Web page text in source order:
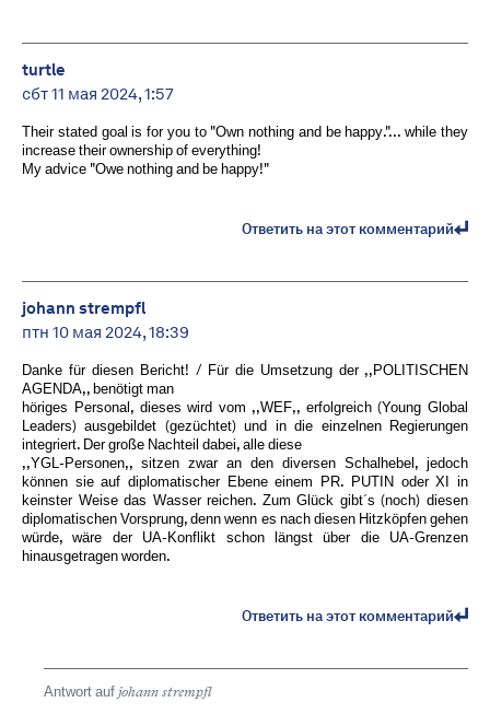
turtle
сбт 11 мая 2024, 1:57
Their stated goal is for you to "Own nothing and be happy."... while they
increase their ownership of everything!
My advice "Owe nothing and be happy!"
Ответить на этот комментарий
johann strempfl
птн 10 мая 2024, 18:39
Danke für diesen Bericht! / Für die Umsetzung der ,,POLITISCHEN
AGENDA,, benötigt man
höriges Personal, dieses wird vom ,,WEF,, erfolgreich (Young Global
Leaders) ausgebildet (gezüchtet) und in die einzelnen Regierungen
integriert. Der große Nachteil dabei, alle diese
,,YGL-Personen,, sitzen zwar an den diversen Schalhebel, jedoch
können sie auf diplomatischer Ebene einem PR. PUTIN oder XI in
keinster Weise das Wasser reichen. Zum Glück gibt´s (noch) diesen
diplomatischen Vorsprung, denn wenn es nach diesen Hitzköpfen gehen
würde, wäre der UA-Konflikt schon längst über die UA-Grenzen
hinausgetragen worden.
Ответить на этот комментарий
Antwort auf johann strempfl